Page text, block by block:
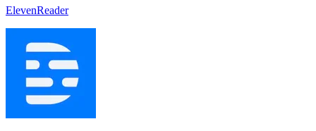
ElevenReader